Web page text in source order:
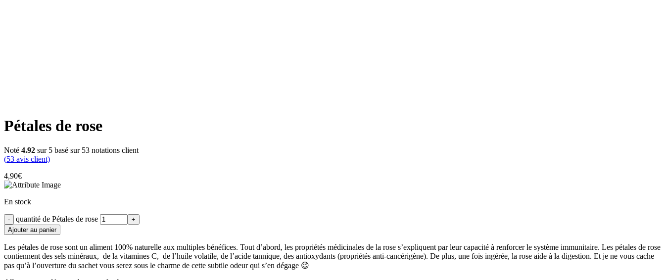
Pétales de rose
Noté 4.92 sur 5 basé sur 53 notations client
(53 avis client)
4,90€
En stock
quantité de Pétales de rose
Ajouter au panier
Les pétales de rose sont un aliment 100% naturelle aux multiples bénéfices. Tout d’abord, les propriétés médicinales de la rose s’expliquent par leur capacité à renforcer le système immunitaire. Les pétales de rose
contiennent des sels minéraux, de la vitamines C, de l’huile volatile, de l’acide tannique, des antioxydants (propriétés anti-cancérigène). De plus, une fois ingérée, la rose aide à la digestion. Et je ne vous cache
pas qu’à l’ouverture du sachet vous serez sous le charme de cette subtile odeur qui s’en dégage 😉